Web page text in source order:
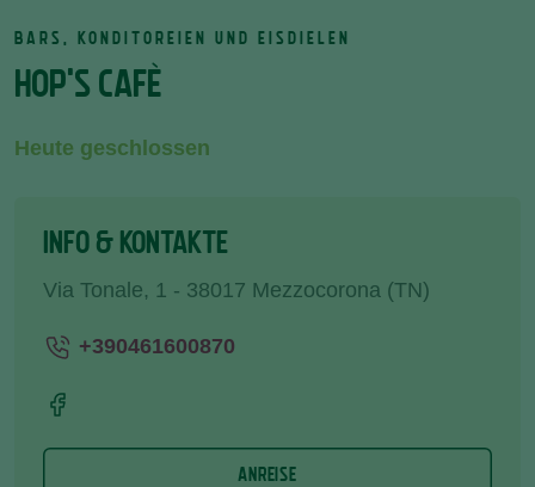
HOP'S CAFÈ
BARS, KONDITOREIEN UND EISDIELEN
Heute geschlossen
INFO & KONTAKTE
Via Tonale, 1 - 38017 Mezzocorona (TN)
+390461600870
ANREISE